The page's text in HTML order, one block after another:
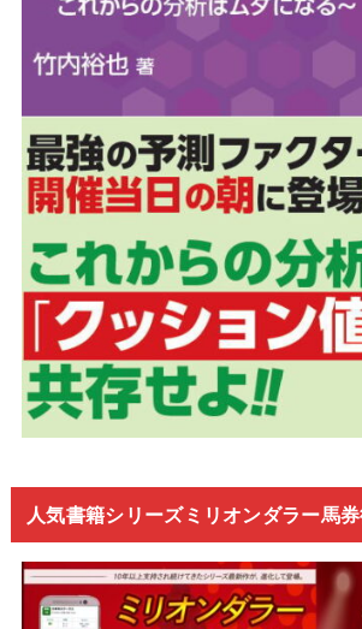
人気書籍シリーズミリオンダラー馬